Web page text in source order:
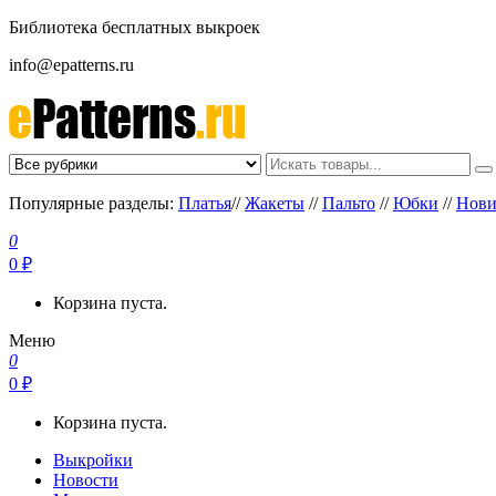
Библиотека бесплатных выкроек
info@epatterns.ru
Бесплатные выкройки скачать
Бесплатные выкройки
Популярные разделы: Платья//Жакеты //Пальто //Юбки //
0
0 ₽
Корзина пуста.
Меню
0
0 ₽
Корзина пуста.
Выкройки
Новости